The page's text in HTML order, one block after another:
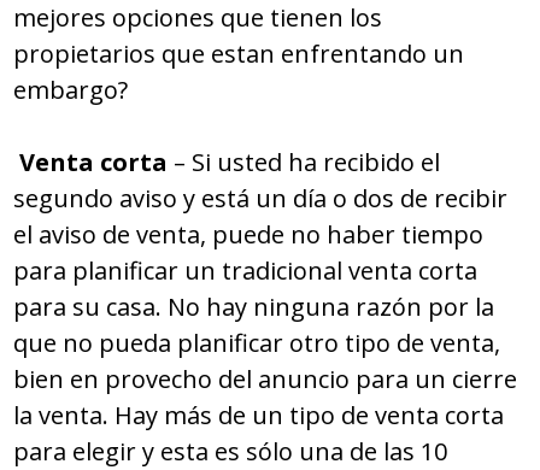
mejores opciones que tienen los
propietarios que estan enfrentando un
embargo?
Venta corta – Si usted ha recibido el
segundo aviso y está un día o dos de recibir
el aviso de venta, puede no haber tiempo
para planificar un tradicional venta corta
para su casa. No hay ninguna razón por la
que no pueda planificar otro tipo de venta,
bien en provecho del anuncio para un cierre
la venta. Hay más de un tipo de venta corta
para elegir y esta es sólo una de las 10